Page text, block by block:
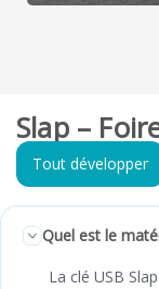
Slap –
Tout développer
Quel est le
La clé USB